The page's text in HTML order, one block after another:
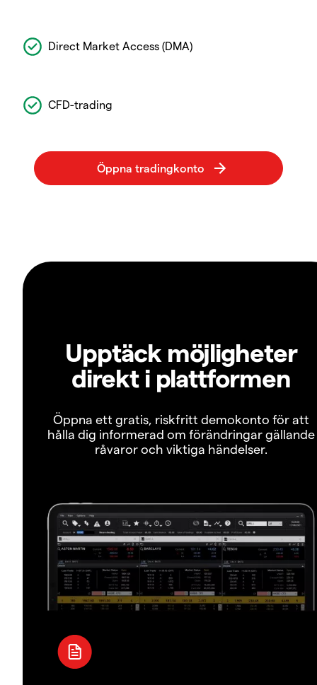
Direct Market Access (DMA)
CFD-trading
Upptäck möjligheter
direkt i plattformen
Öppna ett gratis, riskfritt demokonto för att
hålla dig informerad om förändringar gällande
råvaror och viktiga händelser.